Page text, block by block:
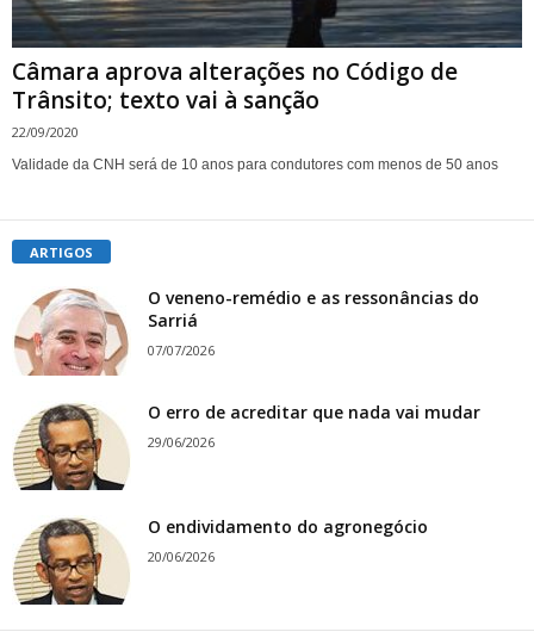
Câmara aprova alterações no Código de
Trânsito; texto vai à sanção
22/09/2020
Validade da CNH será de 10 anos para condutores com menos de 50 anos
ARTIGOS
O veneno-remédio e as ressonâncias do
Sarriá
07/07/2026
O erro de acreditar que nada vai mudar
29/06/2026
O endividamento do agronegócio
20/06/2026